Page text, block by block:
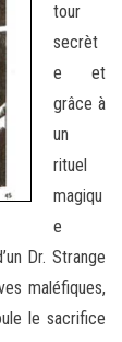
tour
secrèt
e et
grâce à
un
rituel
magiqu
e
Dr. Strange
maléfiques,
le sacrifice